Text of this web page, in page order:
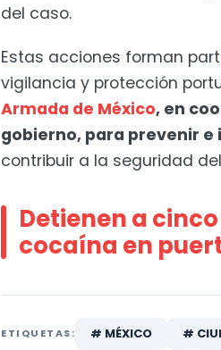
del caso.
Estas acciones forman
vigilancia y protección
Armada de México, en
gobierno, para prevenir
contribuir a la seguridad
Detienen a
cocaína en
ETIQUETAS: # MÉXICO #